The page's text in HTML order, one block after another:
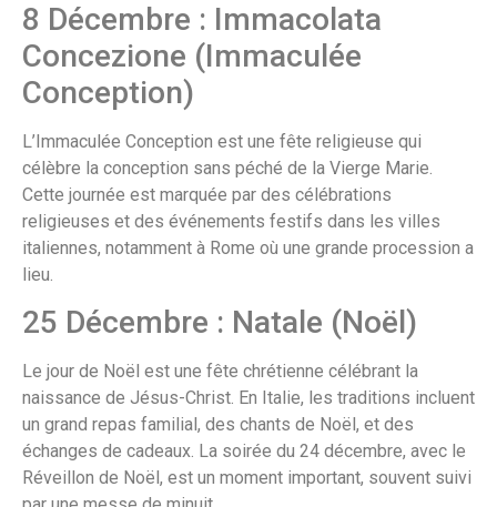
8 Décembre : Immacolata
Concezione (Immaculée
Conception)
L’Immaculée Conception est une fête religieuse qui
célèbre la conception sans péché de la Vierge Marie.
Cette journée est marquée par des célébrations
religieuses et des événements festifs dans les villes
italiennes, notamment à Rome où une grande procession a
lieu.
25 Décembre : Natale (Noël)
Le jour de Noël est une fête chrétienne célébrant la
naissance de Jésus-Christ. En Italie, les traditions incluent
un grand repas familial, des chants de Noël, et des
échanges de cadeaux. La soirée du 24 décembre, avec le
Réveillon de Noël, est un moment important, souvent suivi